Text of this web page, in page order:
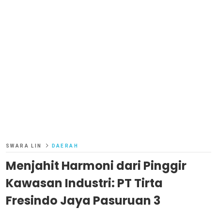
SWARA LIN DAERAH
Menjahit Harmoni dari Pinggir
Kawasan Industri: PT Tirta
Fresindo Jaya Pasuruan 3